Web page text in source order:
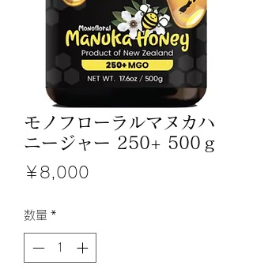
モノフローラルマヌカハ
ニージャー 250+ 500ｇ
￥8,000
数量 *